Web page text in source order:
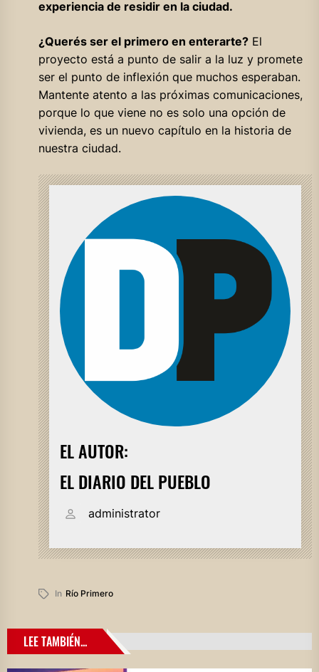
experiencia de residir en la ciudad.
¿Querés ser el primero en enterarte?El
proyecto está a punto de salir a la luz y promete
ser el punto de inflexión que muchos esperaban.
Mantente atento a las próximas comunicaciones,
porque lo que viene no es solo una opción de
vivienda, es un nuevo capítulo en la historia de
nuestra ciudad.
EL AUTOR:
EL DIARIO DEL PUEBLO
administrator
In Río Primero
LEE TAMBIÉN...